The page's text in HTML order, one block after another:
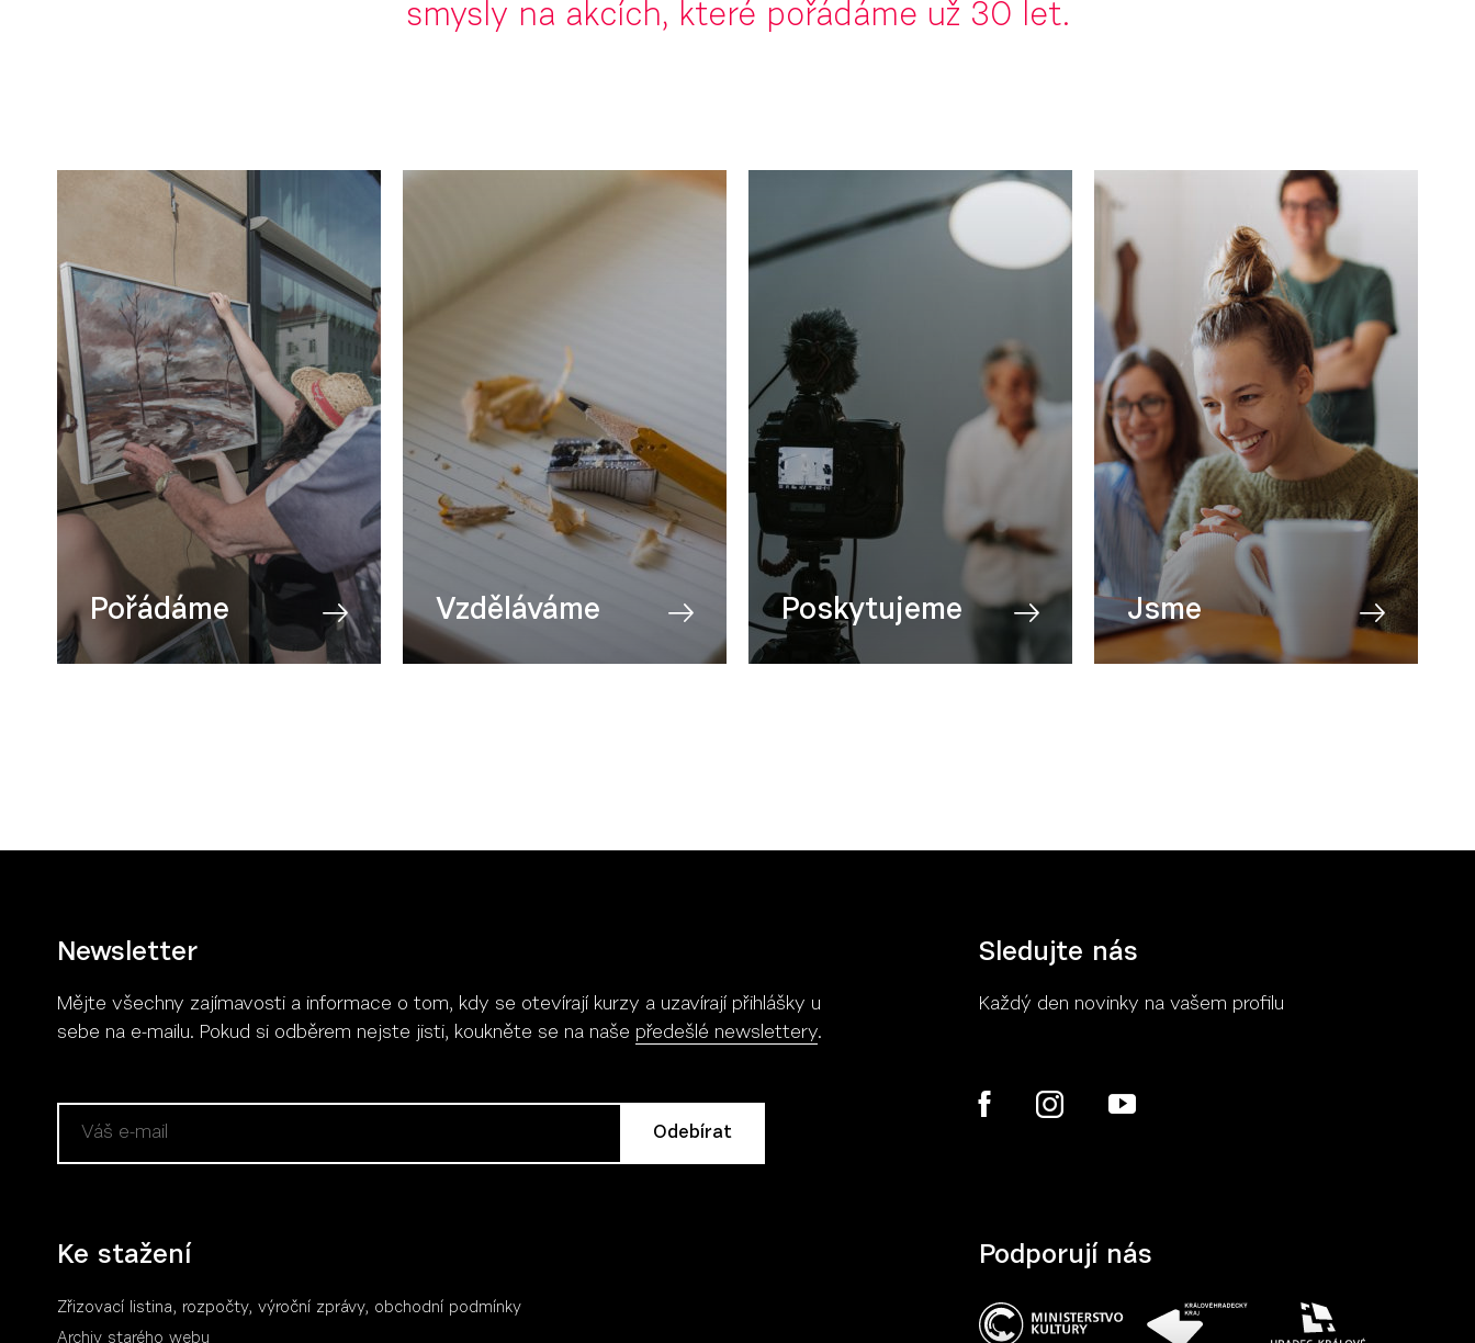
smysly na akcích, které pořádáme už 30 let.
Pořádáme
Více
Vzděláváme
Více
Poskytujeme Jsme
Více
Newsletter
Mějte všechny zajímavosti a informace o tom, kdy se otevírají kurzy a uzavírají přihlášky u
sebe na e-mailu. Pokud si odběrem nejste jisti, koukněte se na naše předešlé newslettery.
Sledujte nás
Každý den novinky na vašem profilu
Ke stažení
Zřizovací listina, rozpočty, výroční zprávy, obchodní podmínky
Archiv starého webu
Podporují nás